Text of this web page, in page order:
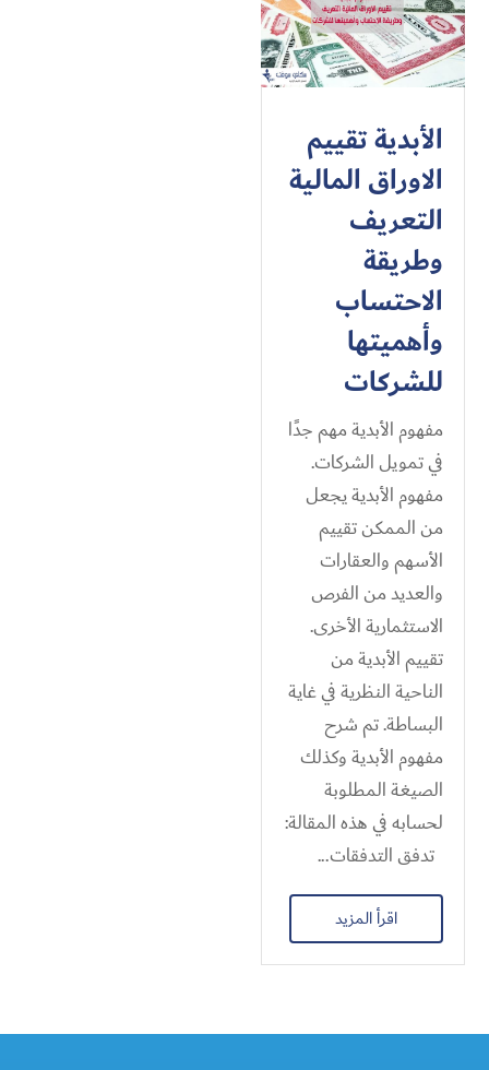
الأبدية تقييم
الاوراق المالية
التعريف
وطريقة
الاحتساب
وأهميتها
للشركات
مفهوم الأبدية مهم جدًا
في تمويل الشركات.
مفهوم الأبدية يجعل
من الممكن تقييم
الأسهم والعقارات
والعديد من الفرص
الاستثمارية الأخرى.
تقييم الأبدية من
الناحية النظرية في غاية
البساطة. تم شرح
مفهوم الأبدية وكذلك
الصيغة المطلوبة
لحسابه في هذه المقالة:
تدفق التدفقات...
اقرأ المزيد